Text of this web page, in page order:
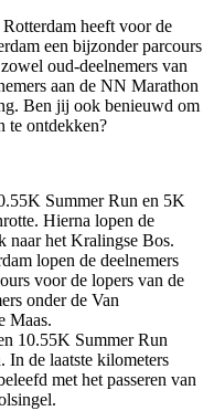
heeft voor de
een bijzonder parcours
oud-deelnemers van
aan de NN Marathon
Ben jij ook benieuwd om
te ontdekken?
Summer Run en 5K
Hierna lopen de
naar het Kralingse Bos.
lopen de deelnemers
voor de lopers van de
onder de Van
Maas.
10.55K Summer Run
In de laatste kilometers
met het passeren van